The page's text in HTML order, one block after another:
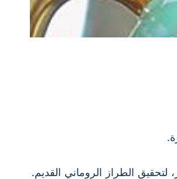
الطراز الروماني القديم.